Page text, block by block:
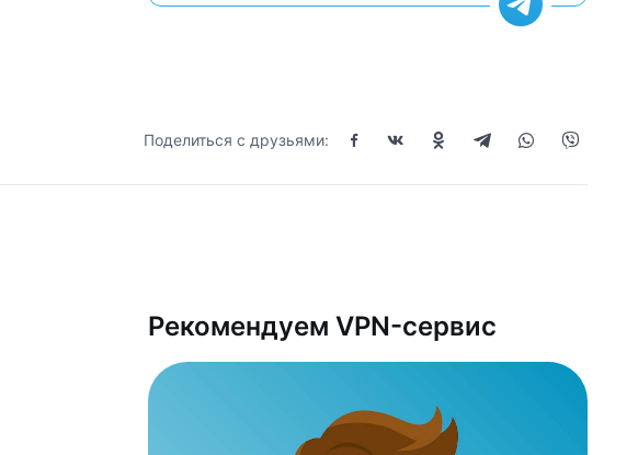
Поделиться с друзьями:
Рекомендуем VPN-сервис